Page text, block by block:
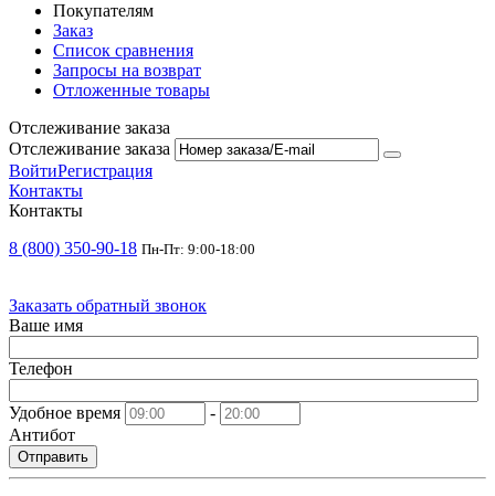
Покупателям
Заказ
Список сравнения
Запросы на возврат
Отложенные товары
Отслеживание заказа
Отслеживание заказа
ВойтиРегистрация
Контакты
Контакты
8 (800) 350-90-18 Пн-Пт: 9:00-18:00
Заказать обратный звонок
Ваше имя
Телефон
Удобное время
-
Антибот
Отправить